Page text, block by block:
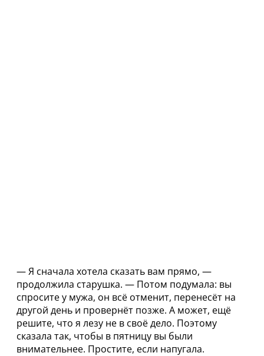
— Я сначала хотела сказать вам прямо, —
продолжила старушка. — Потом подумала: вы
спросите у мужа, он всё отменит, перенесёт на
другой день и провернёт позже. А может, ещё
решите, что я лезу не в своё дело. Поэтому
сказала так, чтобы в пятницу вы были
внимательнее. Простите, если напугала.